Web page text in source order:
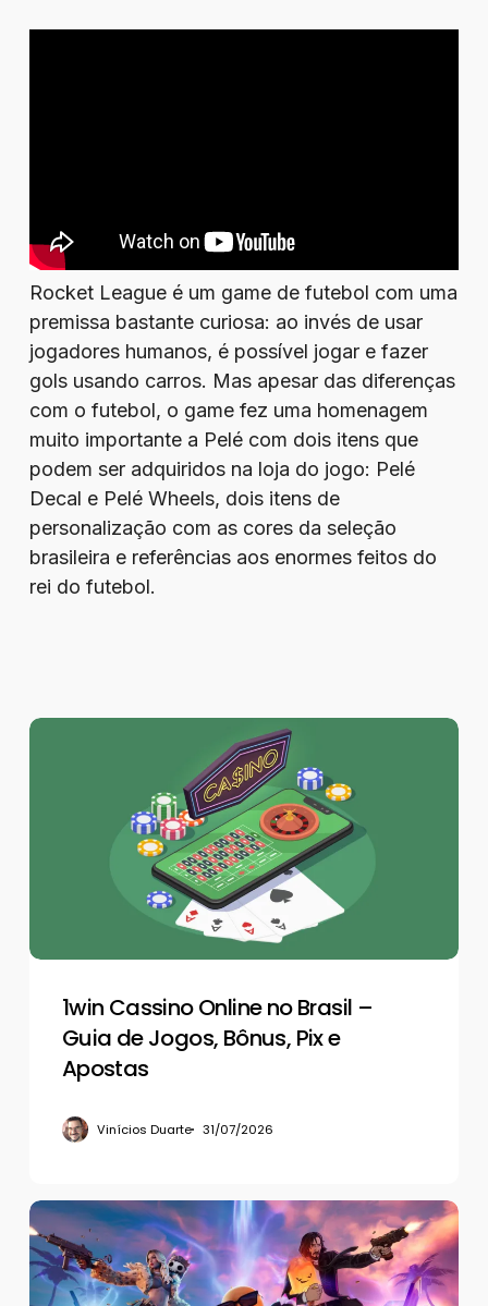
Rocket League é um game de futebol com uma
premissa bastante curiosa: ao invés de usar
jogadores humanos, é possível jogar e fazer
gols usando carros. Mas apesar das diferenças
com o futebol, o game fez uma homenagem
muito importante a Pelé com dois itens que
podem ser adquiridos na loja do jogo: Pelé
Decal e Pelé Wheels, dois itens de
personalização com as cores da seleção
brasileira e referências aos enormes feitos do
rei do futebol.
1win
Jogos,
Apostas
1win Cassino Online no Brasil –
Guia de Jogos, Bônus, Pix e
Apostas
Vinícios Duarte 31/07/2026
Por
que
tantos
jogadores